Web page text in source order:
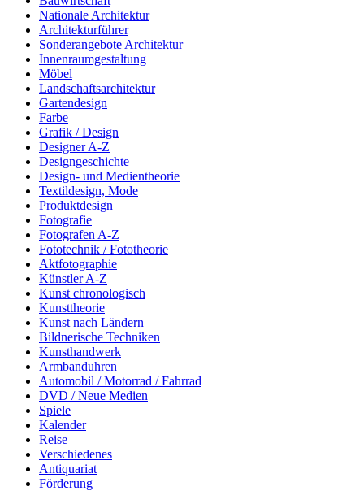
Nationale Architektur
Architekturführer
Sonderangebote Architektur
Innenraumgestaltung
Möbel
Landschaftsarchitektur
Gartendesign
Farbe
Grafik / Design
Designer A-Z
Designgeschichte
Design- und Medientheorie
Textildesign, Mode
Produktdesign
Fotografie
Fotografen A-Z
Fototechnik / Fototheorie
Aktfotographie
Künstler A-Z
Kunst chronologisch
Kunsttheorie
Kunst nach Ländern
Bildnerische Techniken
Kunsthandwerk
Armbanduhren
Automobil / Motorrad / Fahrrad
DVD / Neue Medien
Spiele
Kalender
Reise
Verschiedenes
Antiquariat
Förderung